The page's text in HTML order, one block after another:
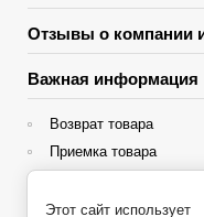
Отзывы о компании
Важная информация
Возврат товара
Приемка товара
Политика
Этот сайт использует